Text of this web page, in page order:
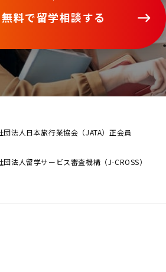
無料で留学相談する
団法人日本旅行業協会（JATA）正会員
団法人留学サービス審査機構（J-CROSS）